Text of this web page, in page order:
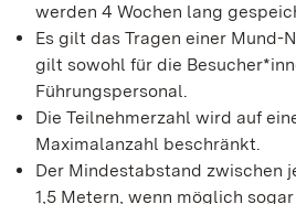
werden 4 Wochen lang
Es gilt das Tragen einer Mund-
gilt sowohl für die
Führungspersonal.
Die Teilnehmerzahl wird auf
Maximalanzahl beschränkt.
Der Mindestabstand zwischen
1,5 Metern, wenn möglich